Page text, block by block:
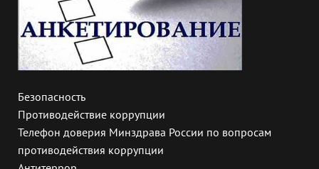
Безопасность
Противодействие коррупции
Телефон доверия Минздрава России по вопросам
противодействия коррупции